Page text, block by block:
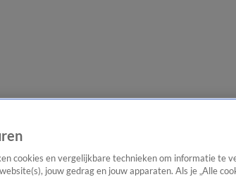
cookies en vergelijkbare technieken om informatie te
jouw gedrag en jouw apparaten. Als je „Alle